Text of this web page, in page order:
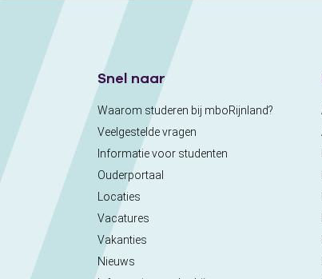
Snel naar
Waarom studeren bij mboRijnland?
Veelgestelde vragen
Informatie voor studenten
Ouderportaal
Locaties
Vacatures
Vakanties
Nieuws